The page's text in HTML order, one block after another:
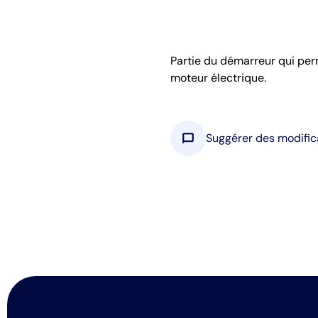
Partie du démarreur qui
moteur électrique.
chat_bubble Suggérer des